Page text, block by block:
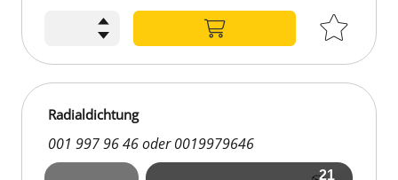
Radialdichtung
001 997 96 46 oder 0019979646